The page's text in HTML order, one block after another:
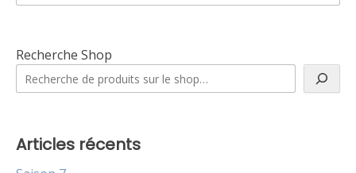
Recherche Shop
Articles récents